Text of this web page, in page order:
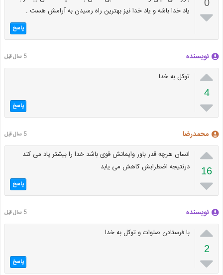
0

یاد خدا باشه و یاد خدا نیز بهترین راه رسیدن به آرامش هست .
پاسخ
نویسنده 5 سال قبل

4

توکل به خدا
پاسخ
محمدرضا 5 سال قبل

16

انسان هرچه قدر باور وایمانش قوی باشد خدا را بیشتر یاد می کند
درنتیجه اضطرابش کاهش می یابد
پاسخ
نویسنده 5 سال قبل

2

با فرستادن صلوات و توکل به خدا
پاسخ